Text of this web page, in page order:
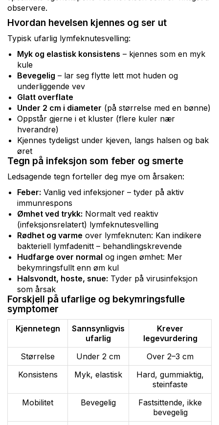
observere.
Hvordan hevelsen kjennes og ser ut
Typisk ufarlig lymfeknutesvelling:
Myk og elastisk konsistens – kjennes som en myk
kule
Bevegelig – lar seg flytte lett mot huden og
underliggende vev
Glatt overflate
Under 2 cm i diameter (på størrelse med en bønne)
Oppstår gjerne i et kluster (flere kuler nær
hverandre)
Kjennes tydeligst under kjeven, langs halsen og bak
øret
Tegn på infeksjon som feber og smerte
Ledsagende tegn forteller deg mye om årsaken:
Feber: Vanlig ved infeksjoner – tyder på aktiv
immunrespons
Ømhet ved trykk: Normalt ved reaktiv
(infeksjonsrelatert) lymfeknutesvelling
Rødhet og varme over lymfeknuten: Kan indikere
bakteriell lymfadenitt – behandlingskrevende
Hudfarge over normal og ingen ømhet: Mer
bekymringsfullt enn øm kul
Halsvondt, hoste, snue: Tyder på virusinfeksjon
som årsak
Forskjell på ufarlige og bekymringsfulle
symptomer
Kjennetegn
Sannsynligvis
ufarlig
Krever
legevurdering
Størrelse
Under 2 cm
Over 2–3 cm
Konsistens
Myk, elastisk
Hard, gummiaktig,
steinfaste
Mobilitet
Bevegelig
Fastsittende, ikke
bevegelig